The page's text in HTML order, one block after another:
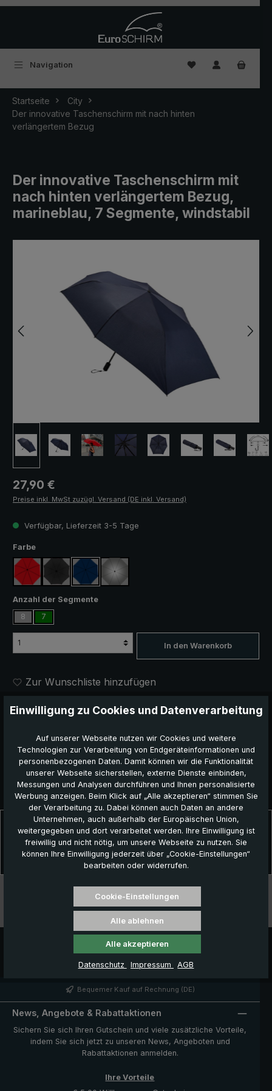
Navigation Du hast 0
Startseite
City
Der innovative Taschenschirm mit nach hinten
verlängertem Bezug
Der innovative Taschenschirm mit
nach hinten verlängertem Bezug,
marineblau, 7 Segmente, windstabil
Regulärer Preis:
27,90 €
Preise inkl. MwSt zuzügl. Versand (DE inkl. Versand)
Verfügbar, Lieferzeit 3-5 Tage
Farbeauswählen
rot schwarz marineblausilber, UV-Schutz 50+
Anzahl der Segmenteauswählen
8
7
In den Warenkorb
Zur Wunschliste hinzufügen
EAN: 40 22973 00981 7
Dieses Produkt weiterempfehlen:
Beschreibung
Optimaler Regenschutz dank verlängertem Dach!Der einzigartige
City-Regenschirm 5019 überrascht mit einer nach hinten vergrö…
Technische Daten
Bequemer Kauf auf Rechnung (DE)
News, Angebote & Rabattaktionen
Sichern Sie sich Ihren Gutschein und viele zusätzliche Vorteile,
indem Sie sich jetzt zu unseren News, Angeboten und
Rabattaktionen anmelden.
Ihre Vorteile
Einwilligung zu Cookies und Datenverarbeitung
Auf unserer Webseite nutzen wir Cookies und weitere
Technologien zur Verarbeitung von Endgeräteinformationen und
personenbezogenen Daten. Damit können wir die Funktionalität
unserer Webseite sicherstellen, externe Dienste einbinden,
Messungen und Analysen durchführen und Ihnen personalisierte
Werbung anzeigen. Beim Klick auf „Alle akzeptieren“ stimmen Sie
der Verarbeitung zu. Dabei können auch Daten an andere
Unternehmen, auch außerhalb der Europäischen Union,
weitergegeben und dort verarbeitet werden. Ihre Einwilligung ist
freiwillig und nicht nötig, um unsere Webseite zu nutzen. Sie
können Ihre Einwilligung jederzeit über „Cookie-Einstellungen“
bearbeiten oder widerrufen.
Cookie-Einstellungen
Alle ablehnen
Alle akzeptieren
Datenschutz Impressum AGB